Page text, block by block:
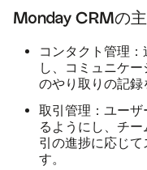
Monday CRMの
コンタクト管理
し、コミュニケ
のやり取りの記録
取引管理 ：ユー
るようにし、チ
引の進捗に応じ
す。